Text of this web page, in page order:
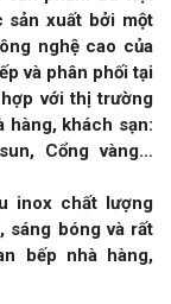
sản xuất bởi một
nghệ cao của
và phân phối tại
với thị trường
hàng, khách sạn:
Cổng vàng…
inox chất lượng
sáng bóng và rất
bếp nhà hàng,